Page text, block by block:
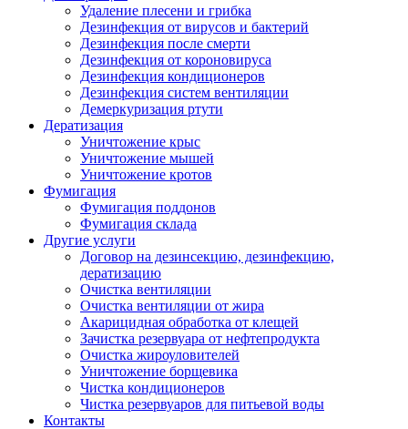
Удаление плесени и грибка
Дезинфекция от вирусов и бактерий
Дезинфекция после смерти
Дезинфекция от короновируса
Дезинфекция кондиционеров
Дезинфекция систем вентиляции
Демеркуризация ртути
Дератизация
Уничтожение крыс
Уничтожение мышей
Уничтожение кротов
Фумигация
Фумигация поддонов
Фумигация склада
Другие услуги
Договор на дезинсекцию, дезинфекцию,
дератизацию
Очистка вентиляции
Очистка вентиляции от жира
Акарицидная обработка от клещей
Зачистка резервуара от нефтепродукта
Очистка жироуловителей
Уничтожение борщевика
Чистка кондиционеров
Чистка резервуаров для питьевой воды
Контакты